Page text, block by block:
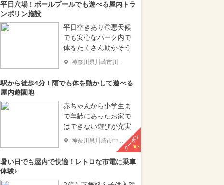
平日穴場！ボールプールでも遊べる屋内トラ
ンポリン施設
平日空きあり◎悪天候
でも安心なパーク内で
体をたくさん動かそう
神奈川県川崎市川崎区
駅から徒歩4分！雨でも体を動かして遊べる
屋内遊園地
赤ちゃんから小学生ま
で年齢にあったお家で
はできない遊びが充実
神奈川県川崎市中原区 クーポン
暑い日でも屋内で快適！レトロな市電に乗車
体験♪